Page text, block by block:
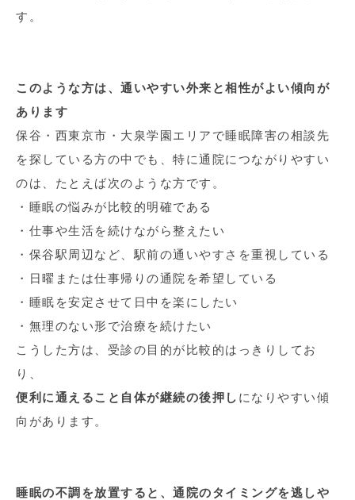
す。
このような方は、通いやすい外来と相性がよい傾向が
あります
保谷・西東京市・大泉学園エリアで睡眠障害の相談先
を探している方の中でも、特に通院につながりやすい
のは、たとえば次のような方です。
・睡眠の悩みが比較的明確である
・仕事や生活を続けながら整えたい
・保谷駅周辺など、駅前の通いやすさを重視している
・日曜または仕事帰りの通院を希望している
・睡眠を安定させて日中を楽にしたい
・無理のない形で治療を続けたい
こうした方は、受診の目的が比較的はっきりしてお
り、
便利に通えること自体が継続の後押し になりやすい傾
向があります。
睡眠の不調を放置すると、通院のタイミングを逃しや